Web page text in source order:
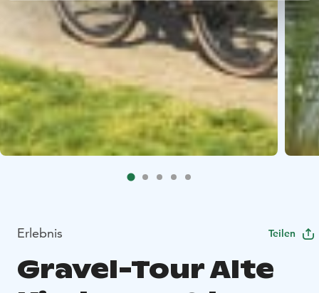
Erlebnis Teilen
Gravel-Tour Alte